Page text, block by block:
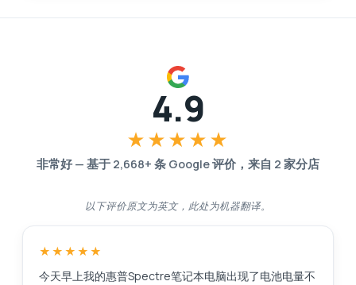
4.9
★★★★★
非常好 — 基于 2,668+ 条 Google 评价，来自 2 家分店
以下评价原文为英文，此处为机器翻译。
★★★★★
今天早上我的惠普Spectre笔记本电脑出现了电池电量不